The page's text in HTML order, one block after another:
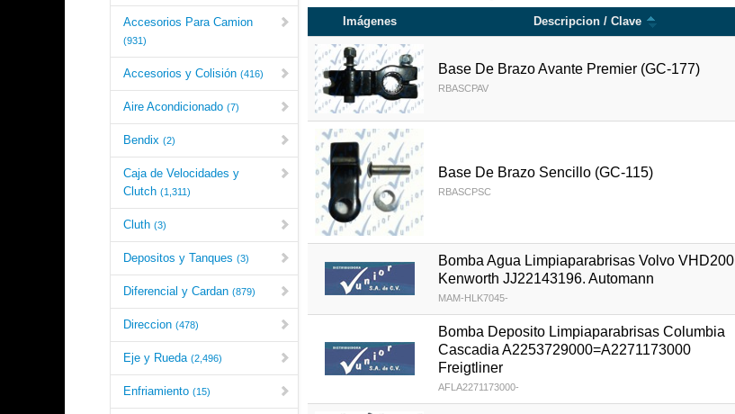
Accesorios Para Camion
(931)
Accesorios y Colisión (416)
Aire Acondicionado (7)
Bendix (2)
Caja de Velocidades y
Clutch (1,311)
Cluth (3)
Depositos y Tanques (3)
Diferencial y Cardan (879)
Direccion (478)
Eje y Rueda (2,496)
Enfriamiento (15)
Imágenes Descripcion / Clave
Base De Brazo Avante Premier (GC-177)
RBASCPAV
Base De Brazo Sencillo (GC-115)
RBASCPSC
Bomba Agua Limpiaparabrisas Volvo VHD200
Kenworth JJ22143196. Automann
MAM-HLK7045-
Bomba Deposito Limpiaparabrisas Columbia
Cascadia A2253729000=A2271173000
Freigtliner
AFLA2271173000-